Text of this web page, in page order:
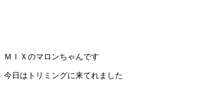
｜
ペ
ＭＩＸのマロンちゃんです
今日はトリミングに来てれました